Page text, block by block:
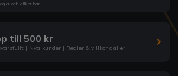
och villkor här
till 500 kr
| Nya kunder | Regler & villkor gäller